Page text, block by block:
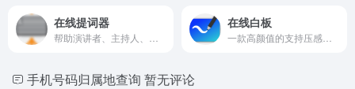
在线提词器 在线白板
手机号码归属地查询 暂无评论